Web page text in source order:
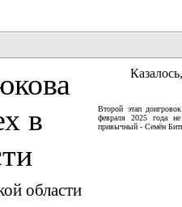
в
области
Второй этап
февраля 2025 года
привычный - Семён